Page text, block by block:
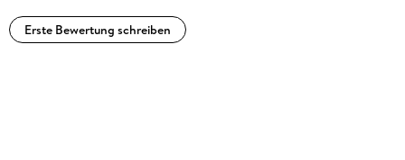
Erste Bewertung schreiben